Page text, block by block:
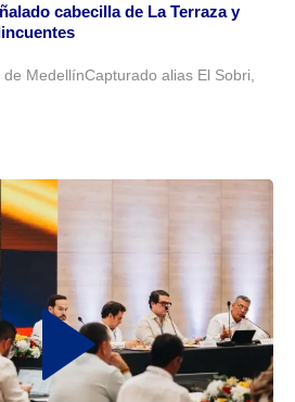
cabecilla de La Terraza y
MedellínCapturado alias El Sobri,